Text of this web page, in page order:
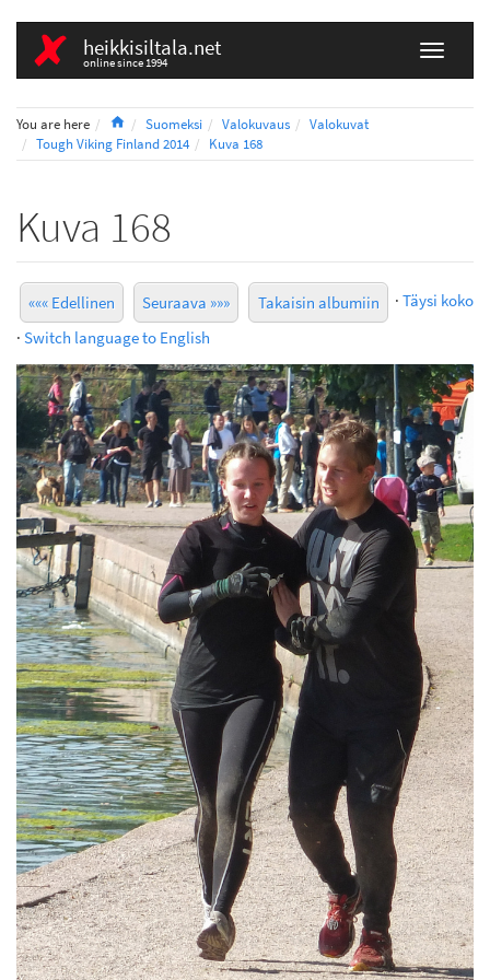
heikkisiltala.net
online since 1994
You are here HomeSuomeksi Valokuvaus
Valokuvat
Tough Viking Finland 2014
Kuva 168
Kuva 168
««« Edellinen Seuraava »»» Takaisin albumiin · Täysi koko
· Switch language to English